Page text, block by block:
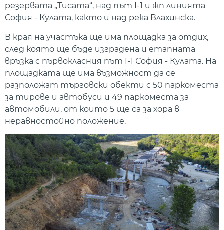
резервата „Тисата“, над път I-1 и жп линията
София - Кулата, както и над река Влахинска.
В края на участъка ще има площадка за отдих,
след която ще бъде изградена и етапната
връзка с първокласния път I-1 София - Кулата. На
площадката ще има възможност да се
разположат търговски обекти с 50 паркоместа
за тирове и автобуси и 49 паркоместа за
автомобили, от които 5 ще са за хора в
неравностойно положение.